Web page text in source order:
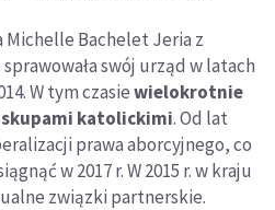
Bachelet Jeria z
swój urząd w latach
W tym czasiewielokrotnie
katolickimi. Od lat
prawa aborcyjnego, co
w 2017 r. W 2015 r. w kraju
związki partnerskie.